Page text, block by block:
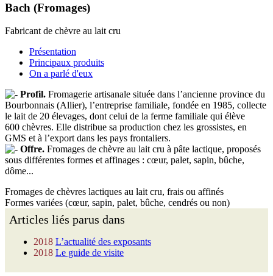
Bach (Fromages)
Fabricant de chèvre au lait cru
Présentation
Principaux produits
On a parlé d'eux
Profil. Fromagerie artisanale située dans l’ancienne province du
Bourbonnais (Allier), l’entreprise familiale, fondée en 1985, collecte
le lait de 20 élevages, dont celui de la ferme familiale qui élève
600 chèvres. Elle distribue sa production chez les grossistes, en
GMS et à l’export dans les pays frontaliers.
Offre. Fromages de chèvre au lait cru à pâte lactique, proposés
sous différentes formes et affinages : cœur, palet, sapin, bûche,
dôme...
Fromages de chèvres lactiques au lait cru, frais ou affinés
Formes variées (cœur, sapin, palet, bûche, cendrés ou non)
Articles liés parus dans
2018 L’actualité des exposants
2018 Le guide de visite